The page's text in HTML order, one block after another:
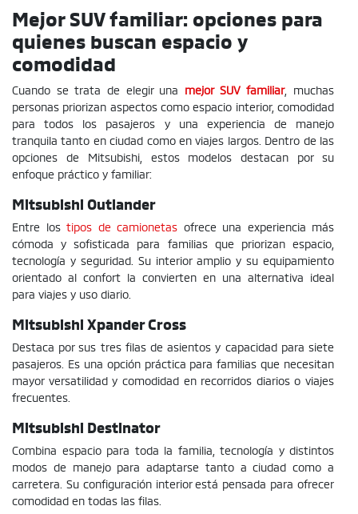
Mejor SUV familiar: opciones para
quienes buscan espacio y
comodidad
Cuando se trata de elegir una mejor SUV familiar, muchas
personas priorizan aspectos como espacio interior, comodidad
para todos los pasajeros y una experiencia de manejo
tranquila tanto en ciudad como en viajes largos. Dentro de las
opciones de Mitsubishi, estos modelos destacan por su
enfoque práctico y familiar:
Mitsubishi Outlander
Entre los tipos de camionetas ofrece una experiencia más
cómoda y sofisticada para familias que priorizan espacio,
tecnología y seguridad. Su interior amplio y su equipamiento
orientado al confort la convierten en una alternativa ideal
para viajes y uso diario.
Mitsubishi Xpander Cross
Destaca por sus tres filas de asientos y capacidad para siete
pasajeros. Es una opción práctica para familias que necesitan
mayor versatilidad y comodidad en recorridos diarios o viajes
frecuentes.
Mitsubishi Destinator
Combina espacio para toda la familia, tecnología y distintos
modos de manejo para adaptarse tanto a ciudad como a
carretera. Su configuración interior está pensada para ofrecer
comodidad en todas las filas.